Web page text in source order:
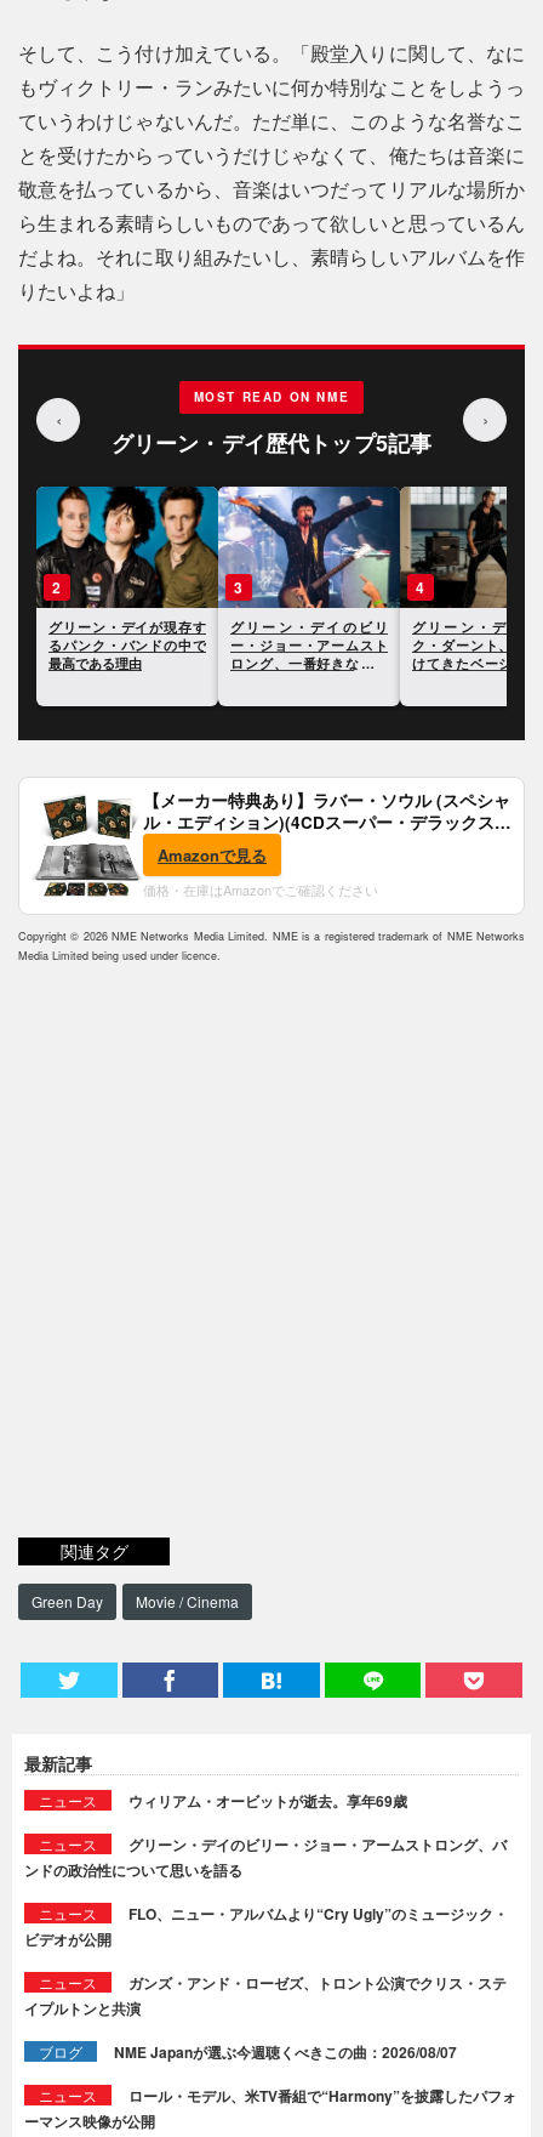
そして、こう付け加えている。「殿堂入りに関して、なに
もヴィクトリー・ランみたいに何か特別なことをしようっ
ていうわけじゃないんだ。ただ単に、このような名誉なこ
とを受けたからっていうだけじゃなくて、俺たちは音楽に
敬意を払っているから、音楽はいつだってリアルな場所か
ら生まれる素晴らしいものであって欲しいと思っているん
だよね。それに取り組みたいし、素晴らしいアルバムを作
りたいよね」
‹
MOST READ ON NME
グリーン・デイ歴代トップ5記事
›
3
グリーン・デイのビリ
ー・ジョー・アームスト
ロング、一番好きな自身
4
グリーン・デイのマイ
ク・ダーント、影響を受
けてきたベーシストにつ
5
グリーン・デイ、
リカで行ったコン
でイーロン・マス
【メーカー特典あり】ラバー・ソウル (スペシャ
ル・エディション)(4CDスーパー・デラックス)
(完全生産限定盤)(SHM-CD)(特典:B2ポスター付)
Amazonで見る
価格・在庫はAmazonでご確認ください
Copyright © 2026 NME Networks Media Limited. NME is a registered trademark of NME Networks
Media Limited being used under licence.
関連タグ
Green Day Movie / Cinema
最新記事
ニュース ウィリアム・オービットが逝去。享年69歳
ニュース
グリーン・デイのビリー・ジョー・アームストロング、バ
ンドの政治性について思いを語る
ニュース
FLO、ニュー・アルバムより“Cry Ugly”のミュージック・
ビデオが公開
ニュース
ガンズ・アンド・ローゼズ、トロント公演でクリス・ステ
イプルトンと共演
ブログ NME Japanが選ぶ今週聴くべきこの曲：2026/08/07
ニュース
ロール・モデル、米TV番組で“Harmony”を披露したパフォ
ーマンス映像が公開